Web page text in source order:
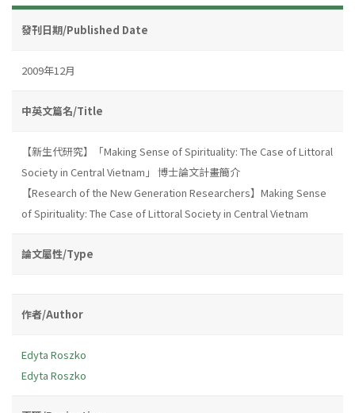
發刊日期/Published Date
2009年12月
中英文篇名/Title
【新生代研究】「Making Sense of Spirituality: The Case of Littoral
Society in Central Vietnam」 博士論文計畫簡介
【Research of the New Generation Researchers】Making Sense
of Spirituality: The Case of Littoral Society in Central Vietnam
論文屬性/Type
作者/Author
Edyta Roszko
Edyta Roszko